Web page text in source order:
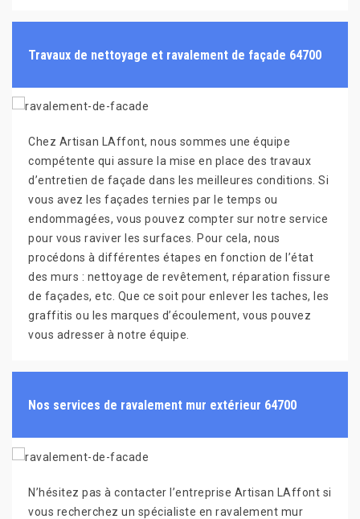
Travaux de nettoyage et ravalement de façade 64700
Chez Artisan LAffont, nous sommes une équipe
compétente qui assure la mise en place des travaux
d’entretien de façade dans les meilleures conditions. Si
vous avez les façades ternies par le temps ou
endommagées, vous pouvez compter sur notre service
pour vous raviver les surfaces. Pour cela, nous
procédons à différentes étapes en fonction de l’état
des murs : nettoyage de revêtement, réparation fissure
de façades, etc. Que ce soit pour enlever les taches, les
graffitis ou les marques d’écoulement, vous pouvez
vous adresser à notre équipe.
Nos services de ravalement mur extérieur 64700
N’hésitez pas à contacter l’entreprise Artisan LAffont si
vous recherchez un spécialiste en ravalement mur